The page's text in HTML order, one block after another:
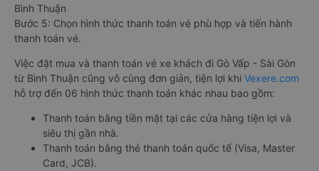
Bình Thuận
Bước 5: Chọn hình thức thanh toán vé phù hợp và tiến hành
thanh toán vé.
Việc đặt mua và thanh toán vé xe khách đi Gò Vấp - Sài Gòn
từ Bình Thuận cũng vô cùng đơn giản, tiện lợi khi Vexere.com
hỗ trợ đến 06 hình thức thanh toán khác nhau bao gồm:
Thanh toán bằng tiền mặt tại các cửa hàng tiện lợi và
siêu thị gần nhà.
Thanh toán bằng thẻ thanh toán quốc tế (Visa, Master
Card, JCB).